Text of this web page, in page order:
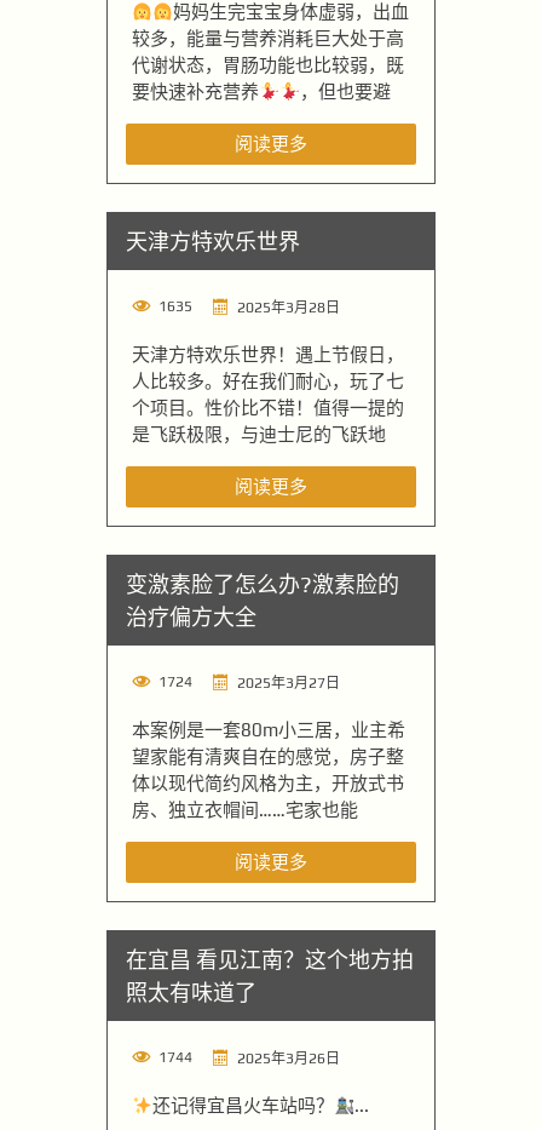
妈妈生完宝宝身体虚弱，出血
较多，能量与营养消耗巨大处于高
代谢状态，胃肠功能也比较弱，既
要快速补充营养
，但也要避
阅读更多
天津方特欢乐世界
1635 2025年3月28日
天津方特欢乐世界！遇上节假日，
人比较多。好在我们耐心，玩了七
个项目。性价比不错！值得一提的
是飞跃极限，与迪士尼的飞跃地
阅读更多
变激素脸了怎么办?激素脸的
治疗偏方大全
1724 2025年3月27日
本案例是一套80m小三居，业主希
望家能有清爽自在的感觉，房子整
体以现代简约风格为主，开放式书
房、独立衣帽间……宅家也能
阅读更多
在宜昌 看见江南？这个地方拍
照太有味道了
1744 2025年3月26日
还记得宜昌火车站吗？ ...